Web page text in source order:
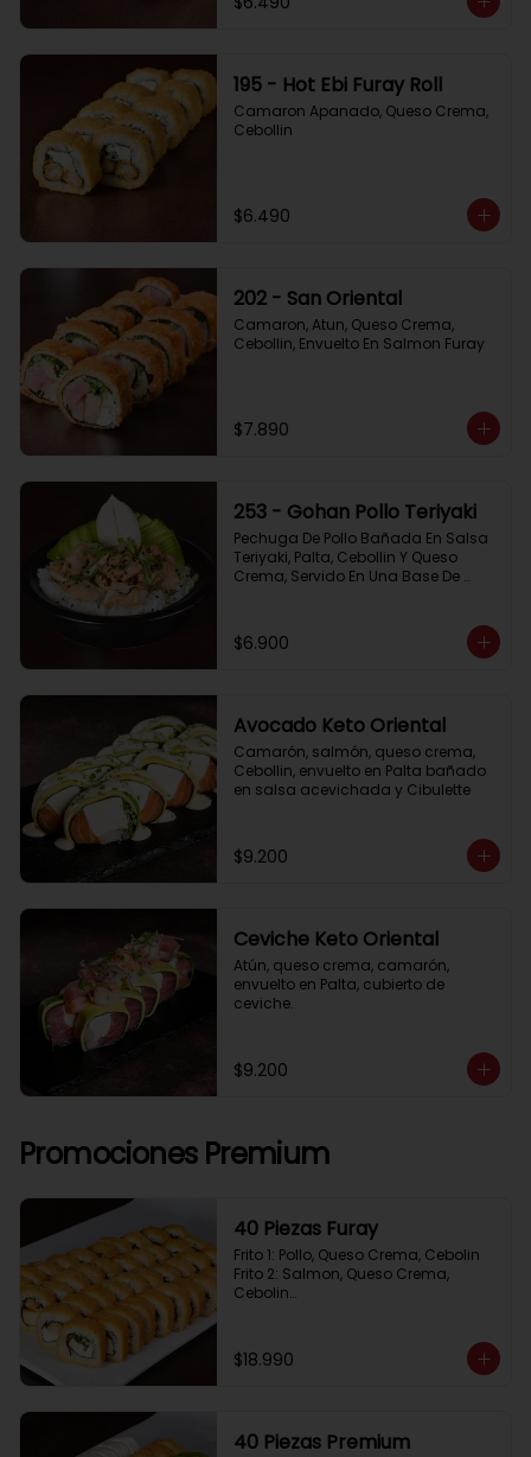
195 - Hot Ebi Furay Roll
Camaron Apanado, Queso Crema,
Cebollin
$6.490
202 - San Oriental
Camaron, Atun, Queso Crema,
Cebollin, Envuelto En Salmon Furay
$7.890
253 - Gohan Pollo Teriyaki
Pechuga De Pollo Bañada En Salsa
Teriyaki, Palta, Cebollin Y Queso
Crema, Servido En Una Base De
$6.900
Avocado Keto Oriental
Camarón, salmón, queso crema,
Cebollin, envuelto en Palta bañado
en salsa acevichada y Cibulette
$9.200
Ceviche Keto Oriental
Atún, queso crema, camarón,
envuelto en Palta, cubierto de
ceviche.
$9.200
Promociones Premium
40 Piezas Furay
Frito 1: Pollo, Queso Crema, Cebolin
Frito 2: Salmon, Queso Crema,
Cebolin
Frito 4: Kanikama, Queso Crema,
Cebollin
$18.990
40 Piezas Premium